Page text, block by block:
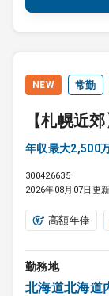
NEW 常勤
【札幌近
年収最大2,500
300426635
2026年08月07日更新
高額年俸
勤務地
北海道北海道